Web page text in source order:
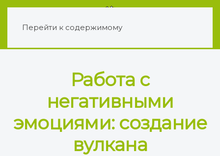
Перейти к содержимому
Работа с
негативными
эмоциями: создание
вулкана